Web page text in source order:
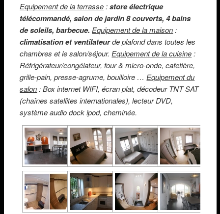
Equipement de la terrasse :store électrique
télécommandé, salon de jardin 8 couverts, 4 bains
de soleils, barbecue. Equipement de la maison :
climatisation et ventilateurde plafond dans toutes les
chambres et le salon/séjour. Equipement de la cuisine :
Réfrigérateur/congélateur, four & micro-onde, cafetière,
grille-pain, presse-agrume, bouilloire … Equipement du
salon : Box internet WIFI, écran plat, décodeur TNT SAT
(chaînes satellites internationales), lecteur DVD,
système audio dock ipod, cheminée.